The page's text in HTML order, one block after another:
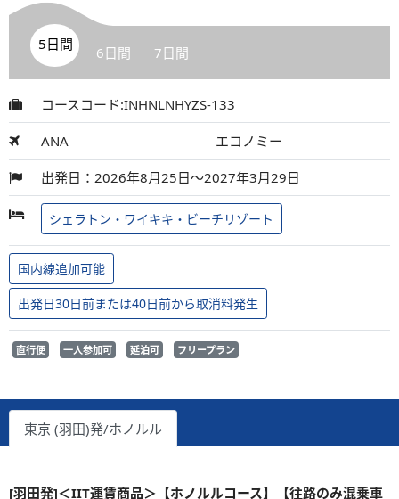
5日間 6日間 7日間
コースコード:INHNLNHYZS-133
ANA エコノミー
出発日：2026年8月25日～2027年3月29日
シェラトン・ワイキキ・ビーチリゾート
国内線追加可能
出発日30日前または40日前から取消料発生
直行便 一人参加可 延泊可 フリープラン
東京 (羽田)発/ホノルル
[羽田発]＜IIT運賃商品＞【ホノルルコース】【往路のみ混乗車